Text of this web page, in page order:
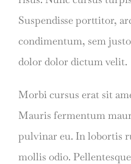
Suspendisse porttitor,
condimentum, sem
dolor dolor dictum velit.
Morbi cursus erat sit
Mauris fermentum
pulvinar eu. In lobortis
mollis odio.